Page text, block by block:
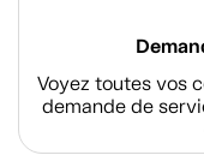
Voyez toutes vos
demande de